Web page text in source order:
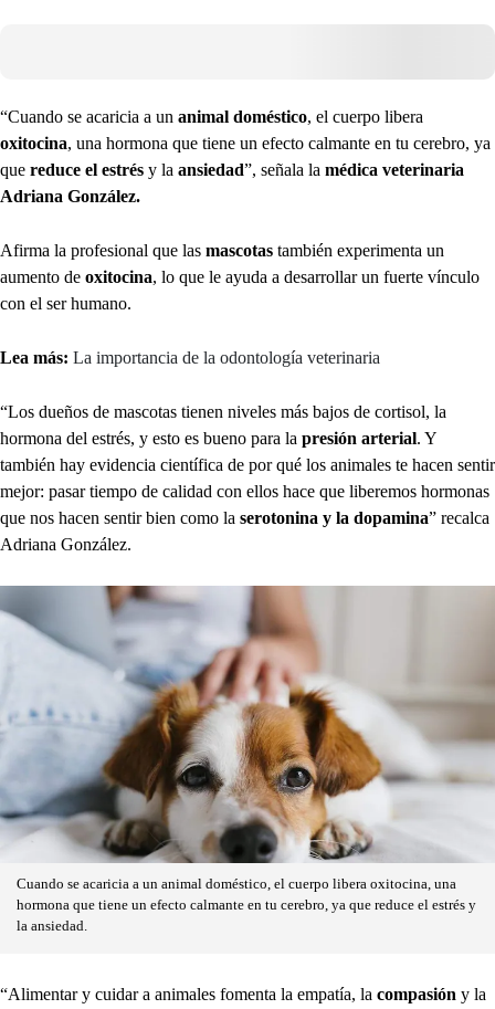
“Cuando se acaricia a un animal doméstico, el cuerpo libera
oxitocina, una hormona que tiene un efecto calmante en tu cerebro, ya
que reduce el estrés y la ansiedad”, señala la médica veterinaria
Adriana González.
Afirma la profesional que las mascotas también experimenta un
aumento de oxitocina, lo que le ayuda a desarrollar un fuerte vínculo
con el ser humano.
Lea más: La importancia de la odontología veterinaria
“Los dueños de mascotas tienen niveles más bajos de cortisol, la
hormona del estrés, y esto es bueno para la presión arterial. Y
también hay evidencia científica de por qué los animales te hacen sentir
mejor: pasar tiempo de calidad con ellos hace que liberemos hormonas
que nos hacen sentir bien como la serotonina y la dopamina” recalca
Adriana González.
Cuando se acaricia a un animal doméstico, el cuerpo libera oxitocina, una
hormona que tiene un efecto calmante en tu cerebro, ya que reduce el estrés y
la ansiedad.
“Alimentar y cuidar a animales fomenta la empatía, la compasión y la